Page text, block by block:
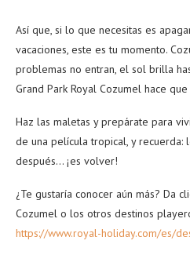
Así que, si lo que necesitas es
vacaciones, este es tu momento.
problemas no entran, el sol brilla
Grand Park Royal Cozumel hace
Haz las maletas y prepárate para
de una película tropical, y recuerda:
después… ¡es volver!
¿Te gustaría conocer aún más? Da
Cozumel o los otros destinos
https://www.royal-holiday.com/es/